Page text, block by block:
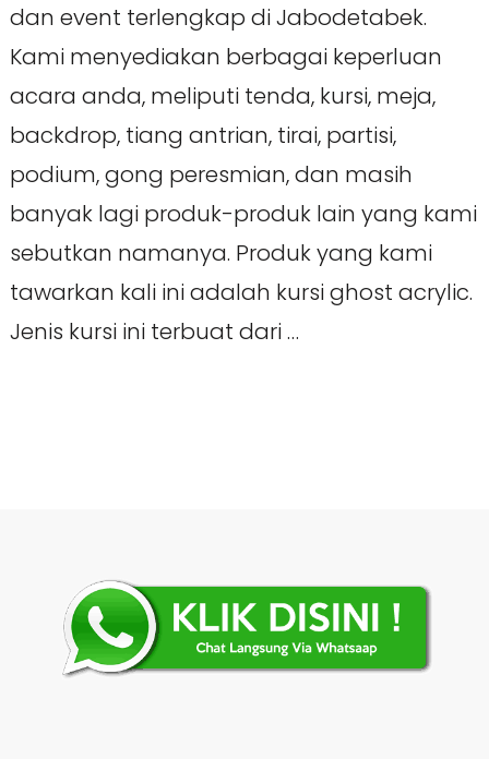
dan event terlengkap di Jabodetabek.
Kami menyediakan berbagai keperluan
acara anda, meliputi tenda, kursi, meja,
backdrop, tiang antrian, tirai, partisi,
podium, gong peresmian, dan masih
banyak lagi produk-produk lain yang kami
sebutkan namanya. Produk yang kami
tawarkan kali ini adalah kursi ghost acrylic.
Jenis kursi ini terbuat dari …